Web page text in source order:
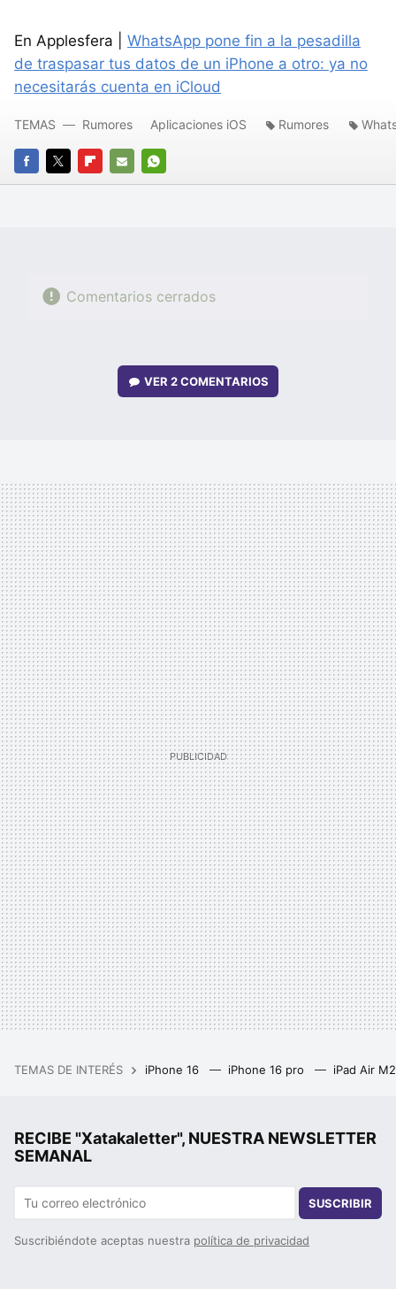
En Applesfera | WhatsApp pone fin a la pesadilla
de traspasar tus datos de un iPhone a otro: ya no
necesitarás cuenta en iCloud
FACEBOOK
TWITTERFLIPBOARD
E-
WHATSAPP
TEMAS Rumores Aplicaciones iOS Rumores
Comentarios cerrados
VER2 COMENTARIOS
TEMAS DE INTERÉS iPhone 16 iPhone 16 pro iPad Air
RECIBE "Xatakaletter", NUESTRA NEWSLETTER
SEMANAL
SUSCRIBIR
Suscribiéndote aceptas nuestra política de privacidad